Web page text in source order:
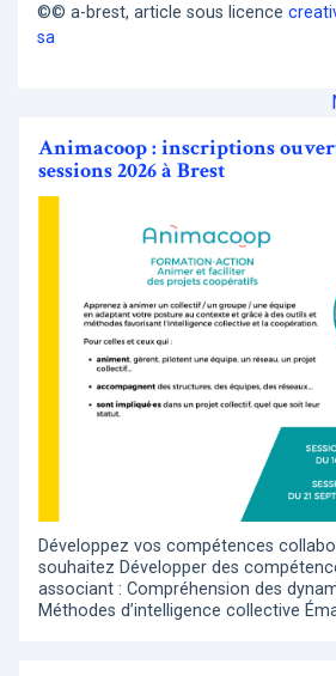
©© a-brest, article sous licence
sa
Animacoop : inscriptions
sessions 2026 à Brest
Développez vos compétences
souhaitez Développer des
associant : Compréhension des
Méthodes d’intelligence collective